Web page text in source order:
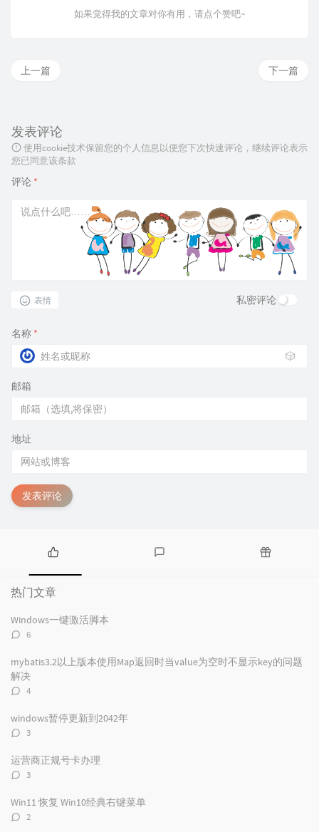
如果觉得我的文章对你有用，请点个赞吧~
下一篇
上一篇
发表评论
使用cookie技术保留您的个人信息以便您下次快速评论，继续评论表示
您已同意该条款
评论 *
表情 私密评论
名称 *
🎲
邮箱
地址
发表评论
热
门
文
章
热门文章
Windows一键激活脚本
评
数：
6
mybatis3.2以上版本使用Map返回时当value为空时不显示key的问题
解决
评
数：
4
windows暂停更新到2042年
评
数：
3
运营商正规号卡办理
评
数：
3
Win11 恢复 Win10经典右键菜单
评
2